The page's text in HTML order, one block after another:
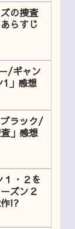
の捜査
らすじ
/ギャン
1」感想
ラック/
」感想
・２を
ズン２
!?